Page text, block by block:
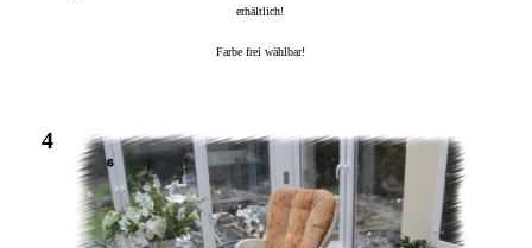
erhältlich!
Farbe frei wählbar!
4